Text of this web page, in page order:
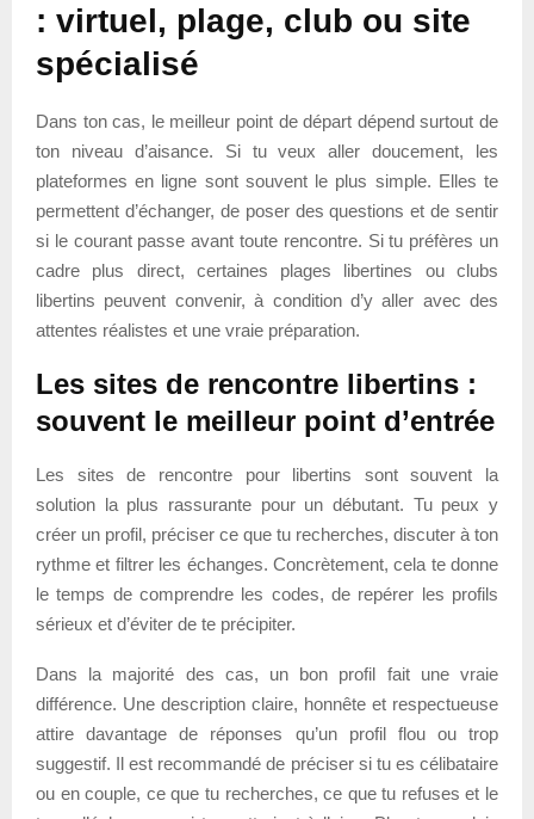
: virtuel, plage, club ou site
spécialisé
Dans ton cas, le meilleur point de départ dépend surtout de
ton niveau d’aisance. Si tu veux aller doucement, les
plateformes en ligne sont souvent le plus simple. Elles te
permettent d’échanger, de poser des questions et de sentir
si le courant passe avant toute rencontre. Si tu préfères un
cadre plus direct, certaines plages libertines ou clubs
libertins peuvent convenir, à condition d’y aller avec des
attentes réalistes et une vraie préparation.
Les sites de rencontre libertins :
souvent le meilleur point d’entrée
Les sites de rencontre pour libertins sont souvent la
solution la plus rassurante pour un débutant. Tu peux y
créer un profil, préciser ce que tu recherches, discuter à ton
rythme et filtrer les échanges. Concrètement, cela te donne
le temps de comprendre les codes, de repérer les profils
sérieux et d’éviter de te précipiter.
Dans la majorité des cas, un bon profil fait une vraie
différence. Une description claire, honnête et respectueuse
attire davantage de réponses qu’un profil flou ou trop
suggestif. Il est recommandé de préciser si tu es célibataire
ou en couple, ce que tu recherches, ce que tu refuses et le